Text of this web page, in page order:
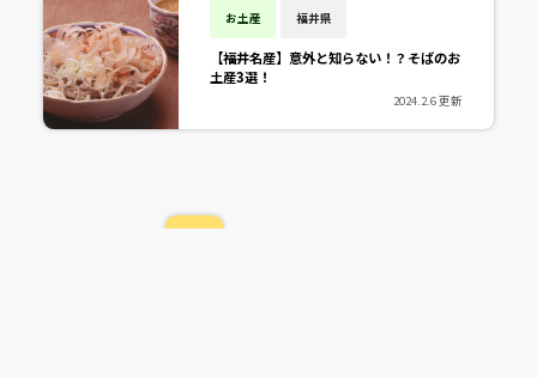
お土産 福井県
【福井名産】意外と知らない！？そばのお
土産3選！
2024.2.6 更新